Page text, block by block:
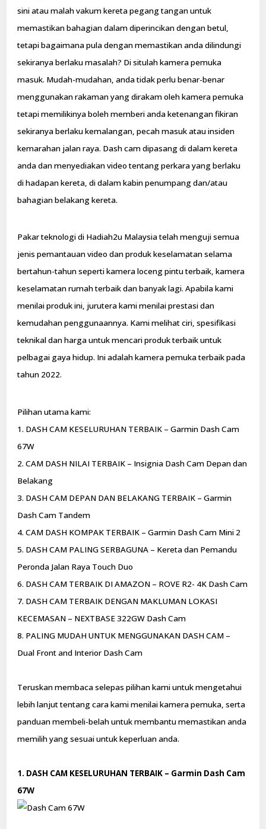
sini atau malah vakum kereta pegang tangan untuk
memastikan bahagian dalam diperincikan dengan betul,
tetapi bagaimana pula dengan memastikan anda dilindungi
sekiranya berlaku masalah? Di situlah kamera pemuka
masuk. Mudah-mudahan, anda tidak perlu benar-benar
menggunakan rakaman yang dirakam oleh kamera pemuka
tetapi memilikinya boleh memberi anda ketenangan fikiran
sekiranya berlaku kemalangan, pecah masuk atau insiden
kemarahan jalan raya. Dash cam dipasang di dalam kereta
anda dan menyediakan video tentang perkara yang berlaku
di hadapan kereta, di dalam kabin penumpang dan/atau
bahagian belakang kereta.
Pakar teknologi di Hadiah2u Malaysia telah menguji semua
jenis pemantauan video dan produk keselamatan selama
bertahun-tahun seperti kamera loceng pintu terbaik, kamera
keselamatan rumah terbaik dan banyak lagi. Apabila kami
menilai produk ini, jurutera kami menilai prestasi dan
kemudahan penggunaannya. Kami melihat ciri, spesifikasi
teknikal dan harga untuk mencari produk terbaik untuk
pelbagai gaya hidup. Ini adalah kamera pemuka terbaik pada
tahun 2022.
Pilihan utama kami:
1. DASH CAM KESELURUHAN TERBAIK – Garmin Dash Cam
67W
2. CAM DASH NILAI TERBAIK – Insignia Dash Cam Depan dan
Belakang
3. DASH CAM DEPAN DAN BELAKANG TERBAIK – Garmin
Dash Cam Tandem
4. CAM DASH KOMPAK TERBAIK – Garmin Dash Cam Mini 2
5. DASH CAM PALING SERBAGUNA – Kereta dan Pemandu
Peronda Jalan Raya Touch Duo
6. DASH CAM TERBAIK DI AMAZON – ROVE R2- 4K Dash Cam
7. DASH CAM TERBAIK DENGAN MAKLUMAN LOKASI
KECEMASAN – NEXTBASE 322GW Dash Cam
8. PALING MUDAH UNTUK MENGGUNAKAN DASH CAM –
Dual Front and Interior Dash Cam
Teruskan membaca selepas pilihan kami untuk mengetahui
lebih lanjut tentang cara kami menilai kamera pemuka, serta
panduan membeli-belah untuk membantu memastikan anda
memilih yang sesuai untuk keperluan anda.
1. DASH CAM KESELURUHAN TERBAIK – Garmin Dash Cam
67W